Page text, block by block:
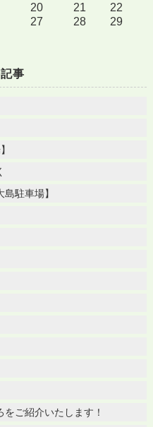
20 21
22
27 28
29
事
駐車場】
ご紹介いたします！